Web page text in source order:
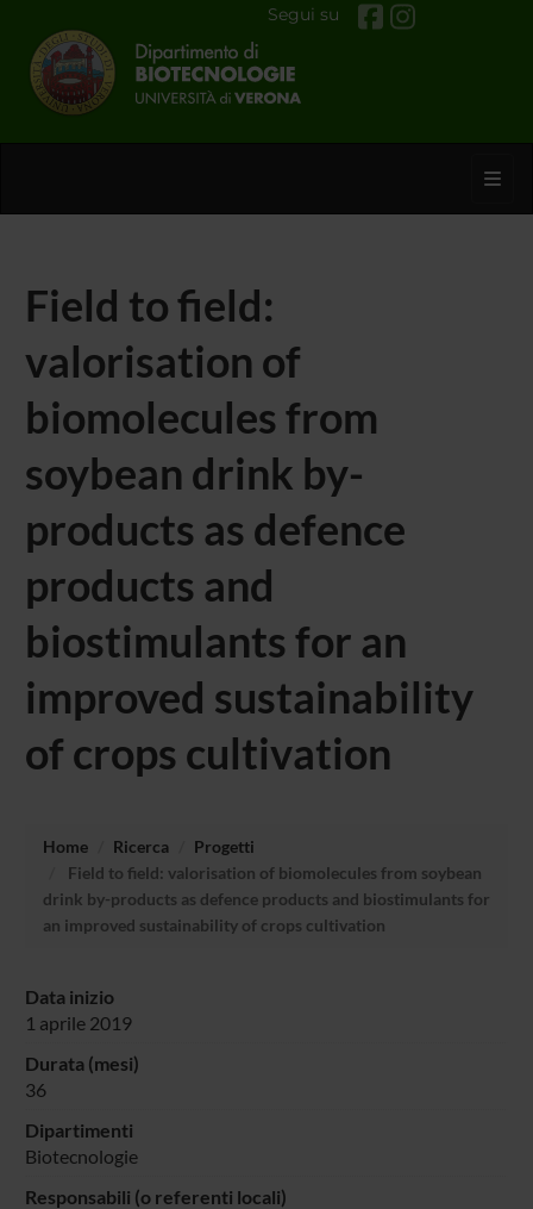
Segui su
Field to field:
valorisation of
biomolecules from
soybean drink by-
products as defence
products and
biostimulants for an
improved sustainability
of crops cultivation
Home Ricerca
Progetti
Field to field: valorisation of biomolecules from soybean
drink by-products as defence products and biostimulants for
an improved sustainability of crops cultivation
Data inizio
1 aprile 2019
Durata (mesi)
36
Dipartimenti
Biotecnologie
Responsabili (o referenti locali)